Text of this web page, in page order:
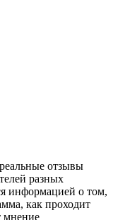
отзывы
разных
информацией о том,
как проходит
мнение